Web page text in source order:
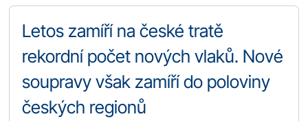
Letos zamíří na české tratě
rekordní počet nových vlaků. Nové
soupravy však zamíří do poloviny
českých regionů